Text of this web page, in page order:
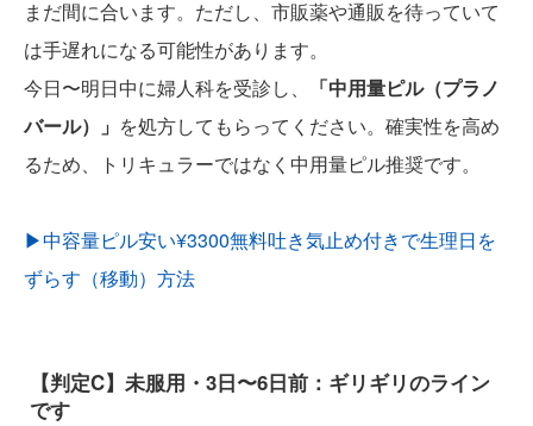
まだ間に合います。ただし、市販薬や通販を待っていて
は手遅れになる可能性があります。
今日〜明日中に婦人科を受診し、
「中用量ピル（プラノ
バール）」 を処方してもらってください。確実性を高め
るため、トリキュラーではなく中用量ピル推奨です。
▶︎中容量ピル安い¥3300無料吐き気止め付きで生理日を
ずらす（移動）方法
【判定C】未服用・3日〜6日前：ギリギリのライン
です